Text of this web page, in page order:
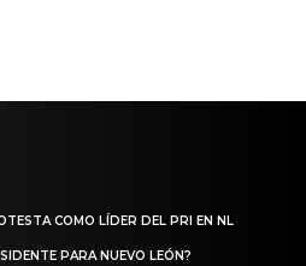
COMO LÍDER DEL PRI EN NL
PARA NUEVO LEÓN?